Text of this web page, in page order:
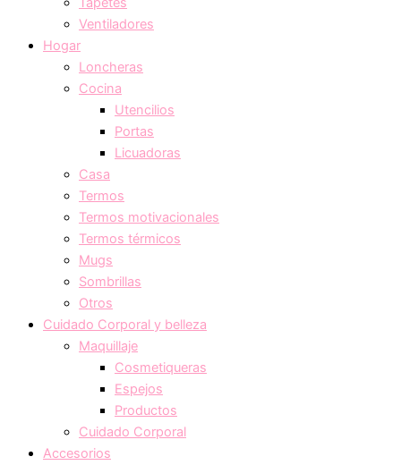
Ventiladores
Hogar
Loncheras
Cocina
Utencilios
Portas
Licuadoras
Casa
Termos
Termos motivacionales
Termos térmicos
Mugs
Sombrillas
Otros
Cuidado Corporal y belleza
Maquillaje
Cosmetiqueras
Espejos
Productos
Cuidado Corporal
Accesorios